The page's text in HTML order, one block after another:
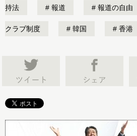
持法 報道 報道の自由
クラブ制度 韓国 香港